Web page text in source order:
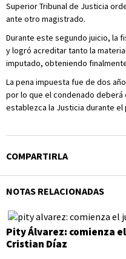
Superior Tribunal de Justicia
ante otro magistrado.
Durante este segundo juicio, la
y logró acreditar tanto la
imputado, obteniendo
La pena impuesta fue de dos
por lo que el condenado
establezca la Justicia durante el
COMPARTIRLA
NOTAS RELACIONADAS
Pity Álvarez: comienza
Cristian Díaz